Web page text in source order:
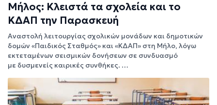
Μήλος: Κλειστά τα σχολεία και το
ΚΔΑΠ την Παρασκευή
Αναστολή λειτουργίας σχολικών μονάδων και δημοτικών
δομών «Παιδικός Σταθμός» και «ΚΔΑΠ» στη Μήλο, λόγω
εκτεταμένων σεισμικών δονήσεων σε συνδυασμό
με δυσμενείς καιρικές συνθήκες. …